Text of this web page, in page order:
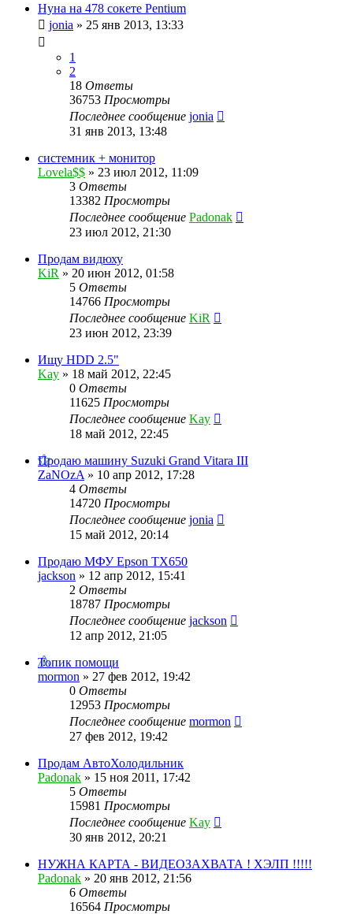
Нуна на 478 сокете Pentium
jonia » 25 янв 2013, 13:33
1
2
18 Ответы
36753 Просмотры
Последнее сообщение jonia
31 янв 2013, 13:48
системник + монитор
Lovela$$ » 23 июл 2012, 11:09
3 Ответы
13382 Просмотры
Последнее сообщение Padonak
23 июл 2012, 21:30
Продам видюху
KiR » 20 июн 2012, 01:58
5 Ответы
14766 Просмотры
Последнее сообщение KiR
23 июн 2012, 23:39
Ищу HDD 2.5"
Kay » 18 май 2012, 22:45
0 Ответы
11625 Просмотры
Последнее сообщение Kay
18 май 2012, 22:45
Продаю машину Suzuki Grand Vitara III
ZaNOzA » 10 апр 2012, 17:28
4 Ответы
14720 Просмотры
Последнее сообщение jonia
15 май 2012, 20:14
Продаю МФУ Epson TX650
jackson » 12 апр 2012, 15:41
2 Ответы
18787 Просмотры
Последнее сообщение jackson
12 апр 2012, 21:05
Топик помощи
mormon » 27 фев 2012, 19:42
0 Ответы
12953 Просмотры
Последнее сообщение mormon
27 фев 2012, 19:42
Продам АвтоХолодильник
Padonak » 15 ноя 2011, 17:42
5 Ответы
15981 Просмотры
Последнее сообщение Kay
30 янв 2012, 20:21
НУЖНА КАРТА - ВИДЕОЗАХВАТА ! ХЭЛП !!!!!
Padonak » 20 янв 2012, 21:56
6 Ответы
16564 Просмотры